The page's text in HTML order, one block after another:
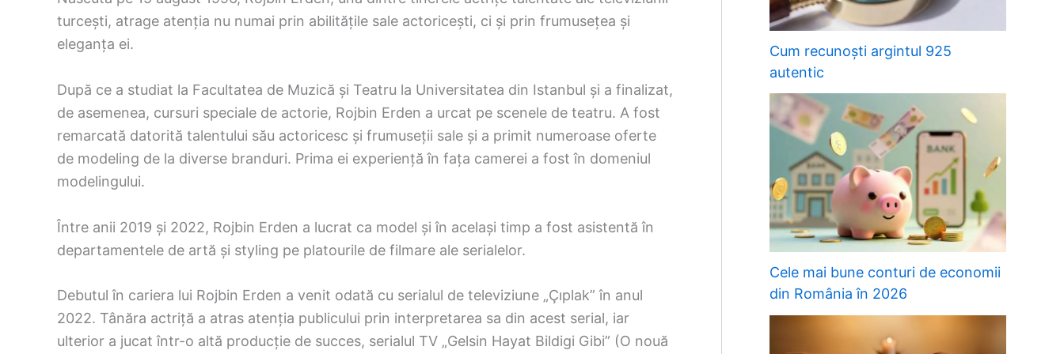
turcești, atrage atenția nu numai prin abilitățile sale actoricești, ci și prin frumusețea și
eleganța ei.
După ce a studiat la Facultatea de Muzică și Teatru la Universitatea din Istanbul și a finalizat,
de asemenea, cursuri speciale de actorie, Rojbin Erden a urcat pe scenele de teatru. A fost
remarcată datorită talentului său actoricesc și frumuseții sale și a primit numeroase oferte
de modeling de la diverse branduri. Prima ei experiență în fața camerei a fost în domeniul
modelingului.
Între anii 2019 și 2022, Rojbin Erden a lucrat ca model și în același timp a fost asistentă în
departamentele de artă și styling pe platourile de filmare ale serialelor.
Debutul în cariera lui Rojbin Erden a venit odată cu serialul de televiziune „Çıplak” în anul
2022. Tânăra actriță a atras atenția publicului prin interpretarea sa din acest serial, iar
ulterior a jucat într-o altă producție de succes, serialul TV „Gelsin Hayat Bildigi Gibi” (O nouă
Cum recunoști argintul 925
autentic
Cele mai bune conturi de economii
din România în 2026